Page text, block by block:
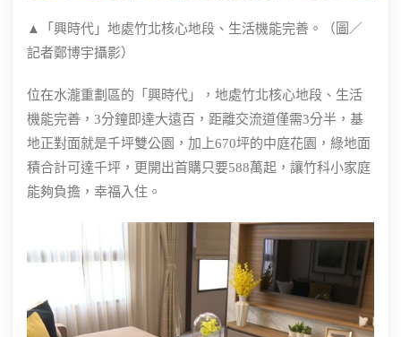
▲「興時代」地處竹北核心地段、生活機能完善。（圖／
記者鄭博宇攝影）
位在水瀧重劃區的「興時代」，地處竹北核心地段、生活
機能完善，3分鐘即達大遠百，距離交流道僅需3分半，基
地正對面就是千坪雙公園，加上670坪的中庭花園，綠地面
積合計可達千坪，更開出首購只要588萬起，讓竹科小家庭
能夠負擔，幸福入住。